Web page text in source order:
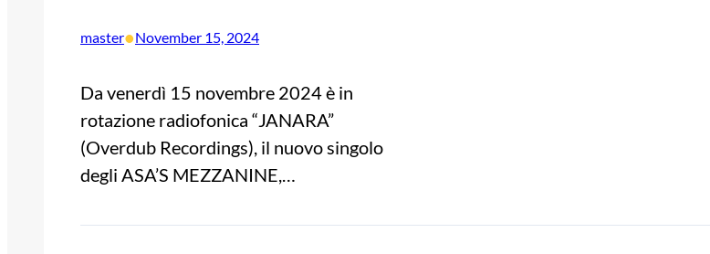
master•November 15, 2024
Da venerdì 15 novembre 2024 è in
rotazione radiofonica “JANARA”
(Overdub Recordings), il nuovo singolo
degli ASA’S MEZZANINE,…